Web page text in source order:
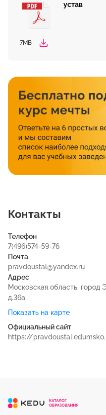
устав
7MB
Контакты
Телефон
7(496)574-59-76
Почта
pravdoustal@yandex.ru
Адрес
Московская область, город
д.36а
Показать на карте
Официальный сайт
https://